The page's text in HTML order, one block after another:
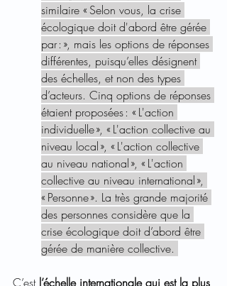
similaire « Selon vous, la crise
écologique doit d'abord être gérée
par : », mais les options de réponses
différentes, puisqu’elles désignent
des échelles, et non des types
d’acteurs. Cinq options de réponses
étaient proposées : « L'action
individuelle », « L'action collective au
niveau local », « L'action collective
au niveau national », « L'action
collective au niveau international »,
« Personne ». La très grande majorité
des personnes considère que la
crise écologique doit d’abord être
gérée de manière collective.
C’est l’échelle internationale qui est la plus